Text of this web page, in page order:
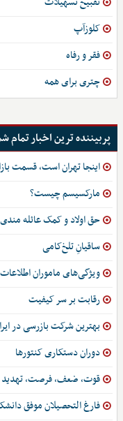
کلوزآپ
فقر و رفاه
چتری برای همه
پربیننده ترین اخبار تمام
اینجا تهران است، قسمت
مارکسیسم چیست؟
حق اولاد و کمک عائله
ساقیانِ تلخ‌کامی
ویژگی‌های ماموران
رقابت بر سر کیفیت
بهترین شرکت بازرسی در
دوران دستکاری کنتورها
قوت، ضعف، فرصت، تهدید
فارغ التحصیلان موفق